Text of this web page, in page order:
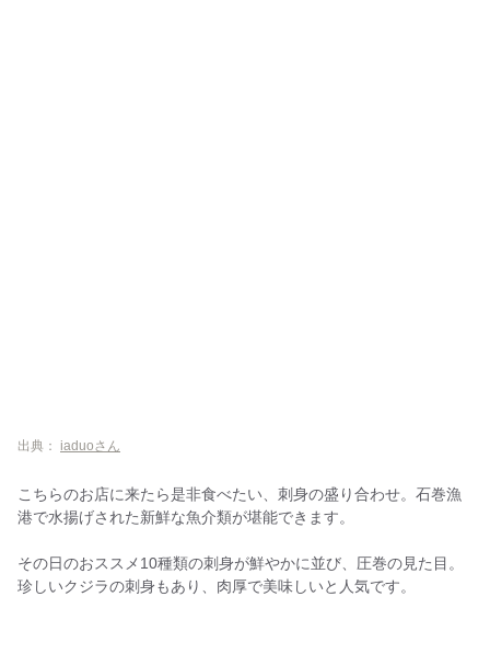
出典： iaduoさん
こちらのお店に来たら是非食べたい、刺身の盛り合わせ。石巻漁
港で水揚げされた新鮮な魚介類が堪能できます。
その日のおススメ10種類の刺身が鮮やかに並び、圧巻の見た目。
珍しいクジラの刺身もあり、肉厚で美味しいと人気です。